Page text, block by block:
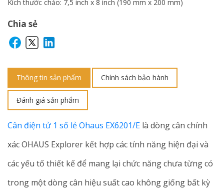
Kích thước chảo: 7,5 inch x 8 inch (190 mm x 200 mm)
Chia sẻ
Thông tin sản phẩm Chính sách bảo hành
Đánh giá sản phẩm
Cân điện tử 1 số lẻ Ohaus EX6201/E là dòng cân chính
xác OHAUS Explorer kết hợp các tính năng hiện đại và
các yếu tố thiết kế để mang lại chức năng chưa từng có
trong một dòng cân hiệu suất cao không giống bất kỳ